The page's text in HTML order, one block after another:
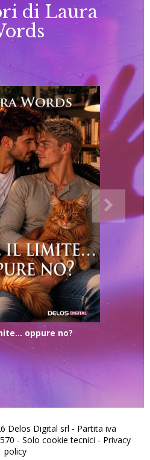
di Laura
oppure no?
Delos Digital srl - Partita iva
- Solo cookie tecnici - Privacy
policy